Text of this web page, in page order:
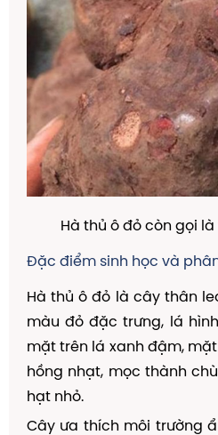
Hà thủ ô đỏ còn gọi
Đặc điểm sinh học và
Hà thủ ô đỏ là cây thân
màu đỏ đặc trưng, lá
mặt trên lá xanh đậm,
hồng nhạt, mọc thành
hạt nhỏ.
Cây ưa thích môi trường